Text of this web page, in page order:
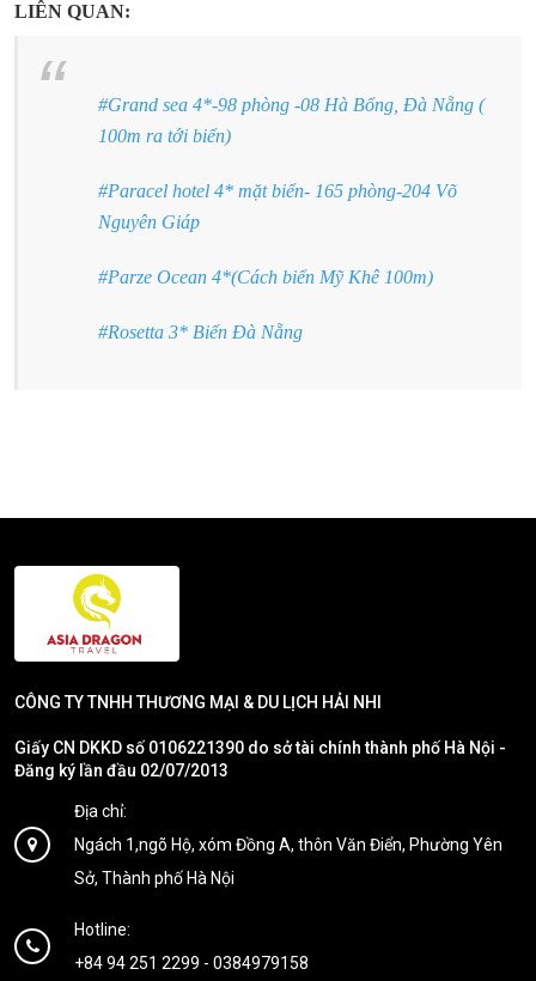
LIÊN QUAN:
#Grand sea 4*-98 phòng -08 Hà Bổng, Đà Nẵng (
100m ra tới biển)
#Paracel hotel 4* mặt biển- 165 phòng-204 Võ
Nguyên Giáp
#Parze Ocean 4*(Cách biển Mỹ Khê 100m)
#Rosetta 3* Biển Đà Nẵng
CÔNG TY TNHH THƯƠNG MẠI & DU LỊCH HẢI NHI
Giấy CN DKKD số 0106221390 do sở tài chính thành phố Hà Nội -
Đăng ký lần đầu 02/07/2013
Địa chỉ:
Ngách 1,ngõ Hộ, xóm Đồng A, thôn Văn Điển, Phường Yên
Sở, Thành phố Hà Nội
Hotline:
+84 94 251 2299 - 0384979158